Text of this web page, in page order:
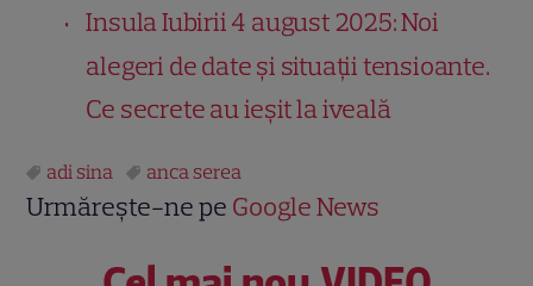
Insula Iubirii 4 august 2025: Noi
alegeri de date și situații tensioante.
Ce secrete au ieșit la iveală
adi sina anca serea
Urmărește-ne pe Google News